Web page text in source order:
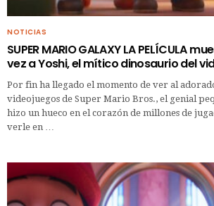
NOTICIAS
SUPER MARIO GALAXY LA PELÍCULA
vez a Yoshi, el mítico dinosaurio del
Por fin ha llegado el momento de ver al
videojuegos de Super Mario Bros., el genial
hizo un hueco en el corazón de millones de
verle en …